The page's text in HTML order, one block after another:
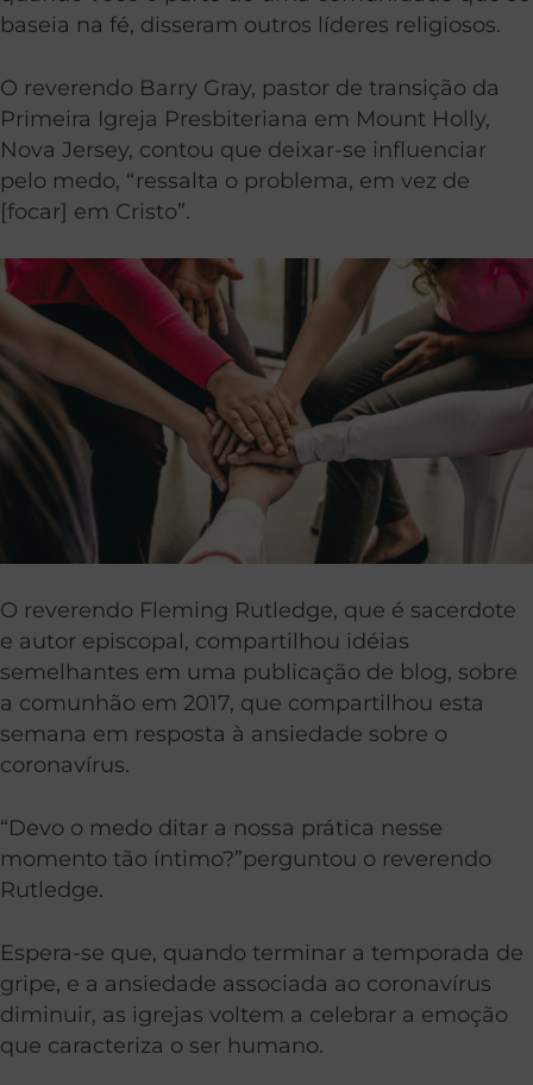
baseia na fé, disseram outros líderes religiosos.
O reverendo Barry Gray, pastor de transição da
Primeira Igreja Presbiteriana em Mount Holly,
Nova Jersey, contou que deixar-se influenciar
pelo medo, “ressalta o problema, em vez de
[focar] em Cristo”.
O reverendo Fleming Rutledge, que é sacerdote
e autor episcopal, compartilhou idéias
semelhantes em uma publicação de blog, sobre
a comunhão em 2017, que compartilhou esta
semana em resposta à ansiedade sobre o
coronavírus.
“Devo o medo ditar a nossa prática nesse
momento tão íntimo?”perguntou o reverendo
Rutledge.
Espera-se que, quando terminar a temporada de
gripe, e a ansiedade associada ao coronavírus
diminuir, as igrejas voltem a celebrar a emoção
que caracteriza o ser humano.